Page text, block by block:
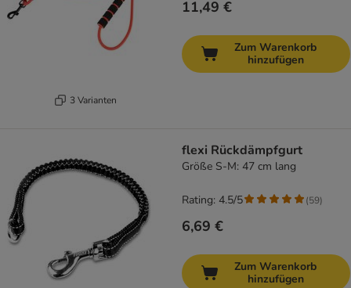
3 Varianten
11,49 €
Zum Warenkorb
hinzufügen
flexi Rückdämpfgurt
Größe S-M: 47 cm lang
6,69 €
Rating: 4.5/5 (59)
Zum Warenkorb
hinzufügen